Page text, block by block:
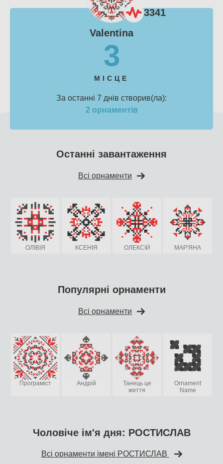
3341
Valentina
3
МІСЦЕ
За останні 7 днів створив(ла):
2 орнаментів
Останні завантаження
Всі орнаменти
ОЛІВІЯ КСЕНІЯ ОЛЕКСІЙ МАР'ЯНА
Популярні орнаменти
Всі орнаменти
Програміст Андрій
Танець це
життя
Ornament
Name
Чоловіче ім'я дня: РОСТИСЛАВ
Всі орнаменти імені РОСТИСЛАВ